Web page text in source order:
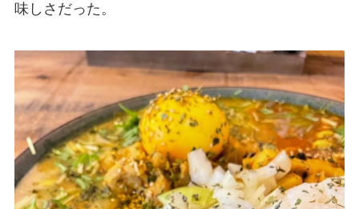
味しさだった。